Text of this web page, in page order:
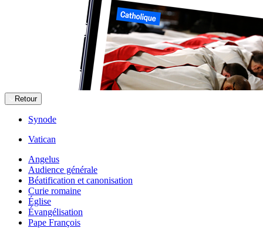
Retour
Synode
Vatican
Angelus
Audience générale
Béatification et canonisation
Curie romaine
Église
Évangélisation
Pape François